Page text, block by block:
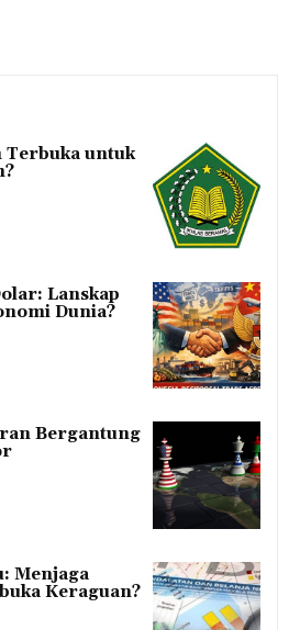
Terbuka untuk
Lanskap
Dunia?
Bergantung
Menjaga
Keraguan?